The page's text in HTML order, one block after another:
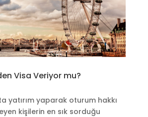
Visa Veriyor mu?
yatırım yaparak oturum hakkı
kişilerin en sık sorduğu